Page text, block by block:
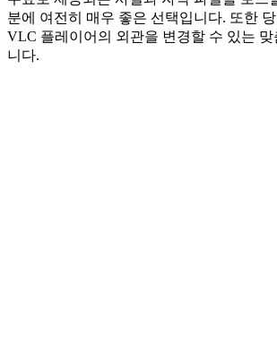
분에 여전히 매우 좋은 선택입니다. 또한
VLC 플레이어의 외관을 변경할 수 있는
니다.